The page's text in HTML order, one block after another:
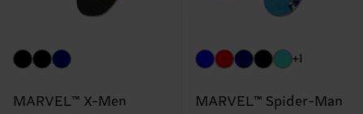
MARVEL™ X-Men
+1
MARVEL™ Spider-Man